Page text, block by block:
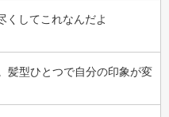
くしてこれなんだよ
髪型ひとつで自分の印象が変